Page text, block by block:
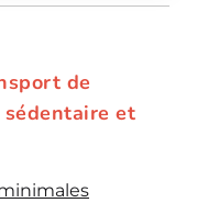
de
sédentaire et